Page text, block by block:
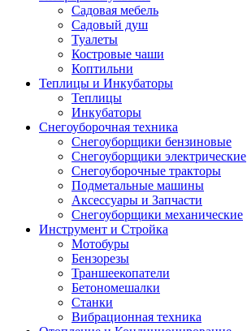
Садовая мебель
Садовый душ
Туалеты
Костровые чаши
Коптильни
Теплицы и Инкубаторы
Теплицы
Инкубаторы
Снегоуборочная техника
Снегоуборщики бензиновые
Снегоуборщики электрические
Снегоуборочные тракторы
Подметальные машины
Аксессуары и Запчасти
Снегоуборщики механические
Инструмент и Стройка
Мотобуры
Бензорезы
Траншеекопатели
Бетономешалки
Станки
Вибрационная техника